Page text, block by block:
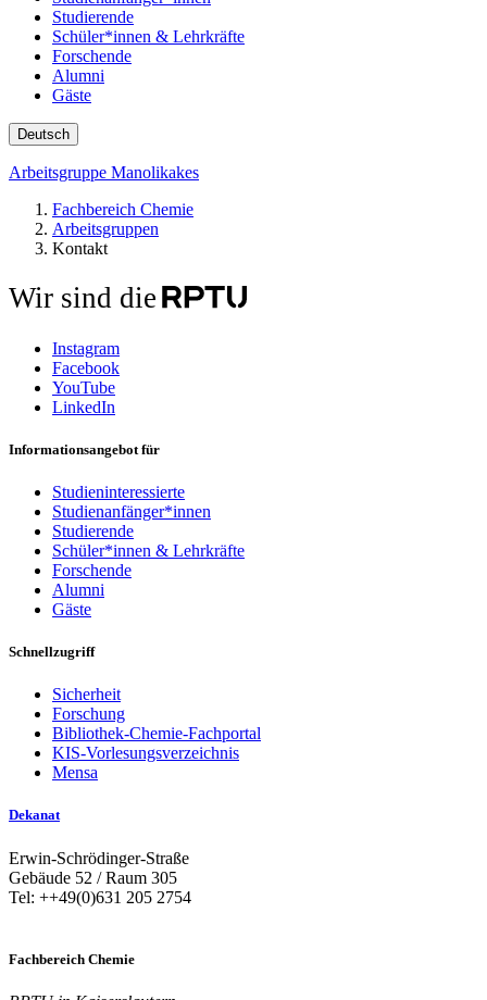
Studierende
Schüler*innen & Lehrkräfte
Forschende
Alumni
Gäste
Deutsch
Arbeitsgruppe Manolikakes
Fachbereich Chemie
Arbeitsgruppen
Kontakt
Wir sind die
Instagram
Facebook
YouTube
LinkedIn
Informationsangebot für
Studieninteressierte
Studienanfänger*innen
Studierende
Schüler*innen & Lehrkräfte
Forschende
Alumni
Gäste
Schnellzugriff
Sicherheit
Forschung
Bibliothek-Chemie-Fachportal
KIS-Vorlesungsverzeichnis
Mensa
Dekanat
Erwin-Schrödinger-Straße
Gebäude 52 / Raum 305
Tel: ++49(0)631 205 2754
Fachbereich Chemie